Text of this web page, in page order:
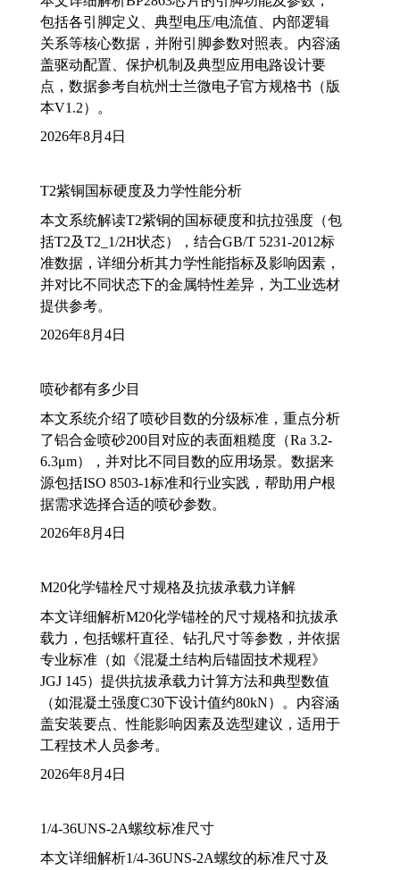
包括各引脚定义、典型电压/电流值、内部逻辑
关系等核心数据，并附引脚参数对照表。内容涵
盖驱动配置、保护机制及典型应用电路设计要
点，数据参考自杭州士兰微电子官方规格书（版
本V1.2）。
2026年8月4日
T2紫铜国标硬度及力学性能分析
本文系统解读T2紫铜的国标硬度和抗拉强度（包
括T2及T2_1/2H状态），结合GB/T 5231-2012标
准数据，详细分析其力学性能指标及影响因素，
并对比不同状态下的金属特性差异，为工业选材
提供参考。
2026年8月4日
喷砂都有多少目
本文系统介绍了喷砂目数的分级标准，重点分析
了铝合金喷砂200目对应的表面粗糙度（Ra 3.2-
6.3μm），并对比不同目数的应用场景。数据来
源包括ISO 8503-1标准和行业实践，帮助用户根
据需求选择合适的喷砂参数。
2026年8月4日
M20化学锚栓尺寸规格及抗拔承载力详解
本文详细解析M20化学锚栓的尺寸规格和抗拔承
载力，包括螺杆直径、钻孔尺寸等参数，并依据
专业标准（如《混凝土结构后锚固技术规程》
JGJ 145）提供抗拔承载力计算方法和典型数值
（如混凝土强度C30下设计值约80kN）。内容涵
盖安装要点、性能影响因素及选型建议，适用于
工程技术人员参考。
2026年8月4日
1/4-36UNS-2A螺纹标准尺寸
本文详细解析1/4-36UNS-2A螺纹的标准尺寸及